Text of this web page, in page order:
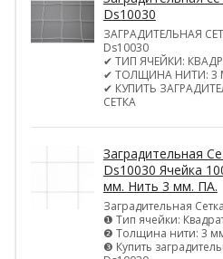
Ds10030
ЗАГРАДИТЕЛЬНАЯ
Ds10030
✔ ТИП ЯЧЕЙКИ:
✔ ТОЛЩИНА НИТИ: 3
✔ КУПИТЬ
СЕТКА
Заградительная
Ds10030 Ячейка
мм. Нить 3 мм. ПА.
Заградительная
❶ Тип ячейки:
❷ Толщина нити: 3
❸ Купить